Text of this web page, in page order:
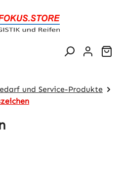
und Service-Produkte